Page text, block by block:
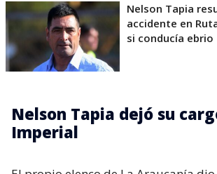
Nelson Tapia
accidente en
si conducía ebrio
Nelson Tapia dejó su
Imperial